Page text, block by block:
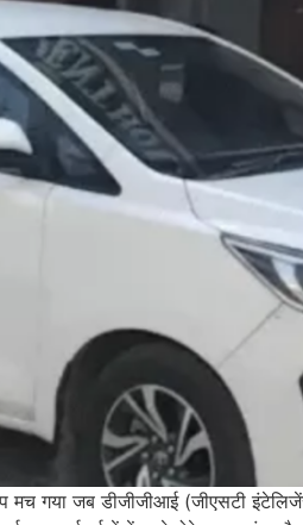
गया जब डीजीजीआई (जीएसटी